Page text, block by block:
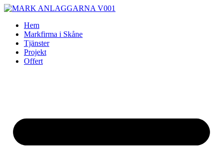
Skip
contentHem
Markfirma i Skåne
Tjänster
Projekt
Offert